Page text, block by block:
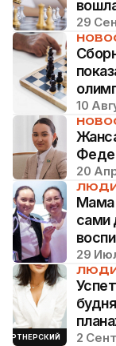
29
10
20
Мама
сами
29
ПАРТНЕРСКИЙ 2